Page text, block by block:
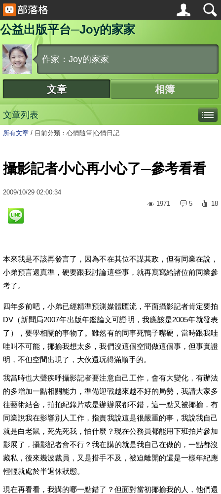
公益出版平台─Joy的家家
作家：Joy的家家
文章 相簿
文章列表
所有文章 / 目前分類：心情隨筆|心情日記
攝影記者小心再小心了─參考看看
2009/10/29 02:00:34
1971
5 18
本來我是不該再發言了，因為不在其位不謀其政，但有同業在說，
小弟預言還真準，硬要跟我討論這些事，就再寫寫給諸位前同業參
考了。
四年多前吧，小弟已經精準預測媒體匯流，平面攝影記者肯定要拍
DV（新聞局2007年出版年鑑論文可證明，我應該是2005年就發表
了），要學相關的事物了。雖然有的同事死鴨子嘴硬，當時跟我哇
哇叫不可能，揶揄我想太多，我們沒這個空間做這個事，但事實證
明，不但空間出現了，大伙還玩得滿順手的。
我當時也大聲疾呼攝影記者要注意自己工作，會有大變化，有辦法
的多增加一點相關能力，準備迎戰越來越不好的局勢，我請大家多
往藝術結合，拍拍紀錄片或是辦辦展都不錯，這一點又被揶揄，有
同業說我在影響別人工作，指責我說這是很嚴重的事，我說我自己
就是白老鼠，死先死我，怕什麼？現在公務員都能用下班拍片參加
影展了，攝影記者會不行？我在講的就是我自己在做的，一點都沒
藏私，後來幾波裁員，又是措手不及，被迫離開的還是一樣年紀應
輕輕就處於半退休狀態。
現在再看看，我講的哪一點錯了？但面對當初揶揄我的人，他們還